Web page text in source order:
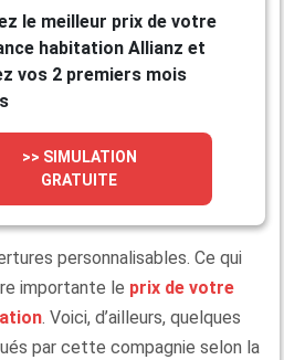
le meilleur prix de votre
habitation Allianz et
vos 2 premiers mois
>> SIMULATION
GRATUITE
personnalisables. Ce qui
importante le prix de votre
. Voici, d’ailleurs, quelques
par cette compagnie selon la